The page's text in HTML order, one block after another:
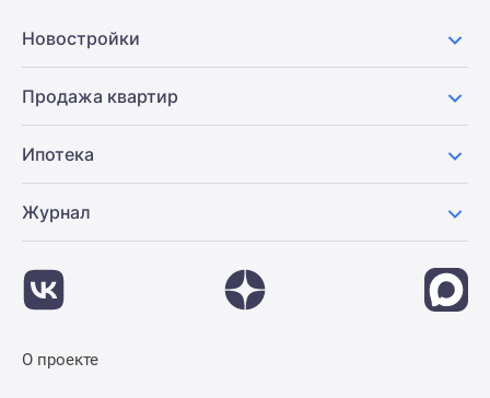
Новостройки
Продажа квартир
Ипотека
Журнал
О проекте